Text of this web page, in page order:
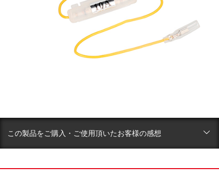
この製品をご購入・ご使用頂いたお客様の感想